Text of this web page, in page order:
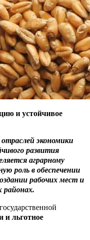
и устойчивое
экономики
развития
аграрному
роль в обеспечении
рабочих мест и
районах.
и льготное